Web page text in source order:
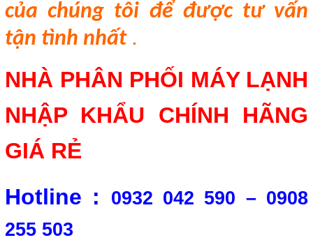
của chúng tôi để được tư vấn
tận tình nhất .
NHÀ PHÂN PHỐI MÁY LẠNH
NHẬP KHẨU CHÍNH HÃNG
GIÁ RẺ
Hotline :
0932 042 590 – 0908
255 503